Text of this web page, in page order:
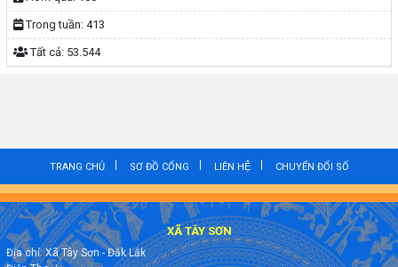
Trong tuần: 413
Tất cả: 53.544
TRANG CHỦ SƠ ĐỒ CỔNG LIÊN HỆ CHUYỂN ĐỔI SỐ
XÃ TÂY SƠN
Địa chỉ: Xã Tây Sơn - Đắk Lắk